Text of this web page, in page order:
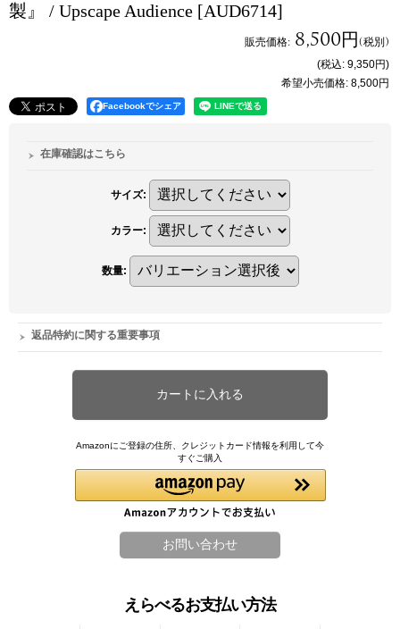
製』 / Upscape Audience [AUD6714]
販売価格: 8,500円(税別)
(税込: 9,350円)
希望小売価格: 8,500円
Facebookでシェア
在庫確認はこちら
サイズ:
カラー:
数量:
返品特約に関する重要事項
Amazonにご登録の住所、クレジットカード情報を利用して今
すぐご購入
えらべるお支払い方法